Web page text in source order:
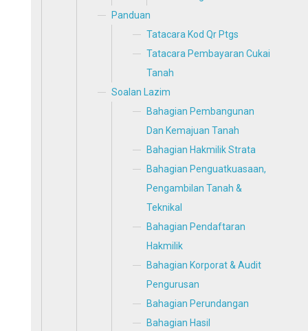
Panduan
Tatacara Kod Qr Ptgs
Tatacara Pembayaran Cukai
Tanah
Soalan Lazim
Bahagian Pembangunan
Dan Kemajuan Tanah
Bahagian Hakmilik Strata
Bahagian Penguatkuasaan,
Pengambilan Tanah &
Teknikal
Bahagian Pendaftaran
Hakmilik
Bahagian Korporat & Audit
Pengurusan
Bahagian Perundangan
Bahagian Hasil